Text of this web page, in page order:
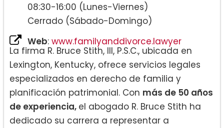
08:30-16:00 (Lunes-Viernes)
Cerrado (Sábado-Domingo)
Web: www.familyanddivorce.lawyer
La firma R. Bruce Stith, III, P.S.C., ubicada en
Lexington, Kentucky, ofrece servicios legales
especializados en derecho de familia y
planificación patrimonial. Con más de 50 años
de experiencia, el abogado R. Bruce Stith ha
dedicado su carrera a representar a